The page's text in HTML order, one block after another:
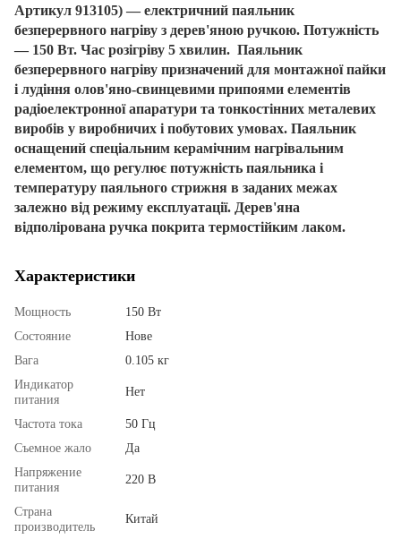
Артикул 913105) ― електричний паяльник
безперервного нагріву з дерев'яною ручкою. Потужність
― 150 Вт. Час розігріву 5 хвилин. Паяльник
безперервного нагріву призначений для монтажної пайки
і лудіння олов'яно-свинцевими припоями елементів
радіоелектронної апаратури та тонкостінних металевих
виробів у виробничих і побутових умовах. Паяльник
оснащений спеціальним керамічним нагрівальним
елементом, що регулює потужність паяльника і
температуру паяльного стрижня в заданих межах
залежно від режиму експлуатації. Дерев'яна
відполірована ручка покрита термостійким лаком.
Характеристики
Мощность
150 Вт
Состояние
Нове
Вага
0.105 кг
Индикатор
питания
Нет
Частота тока
50 Гц
Съемное жало
Да
Напряжение
питания
220 В
Страна
производитель
Китай